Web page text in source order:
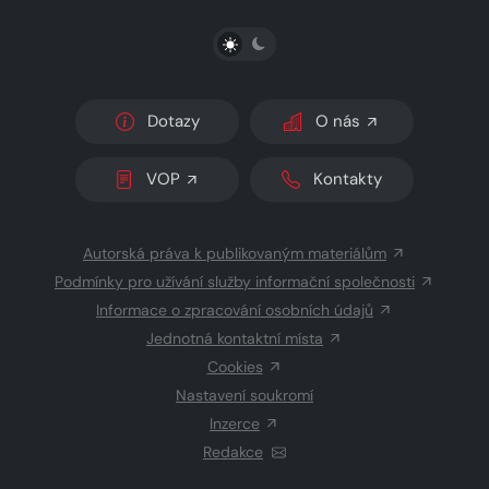
PŘEPNOUT SVĚTLÝ/TMAVÝ REŽIM
Dotazy O nás
VOP Kontakty
Autorská práva k publikovaným materiálům
Podmínky pro užívání služby informační společnosti
Informace o zpracování osobních údajů
Jednotná kontaktní místa
Cookies
Nastavení soukromí
Inzerce
Redakce